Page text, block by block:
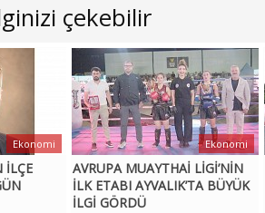
çekebilir
İLÇE
Ekonomi
AVRUPA MUAYTHAİ LİGİ’NİN
İLK ETABI AYVALIK’TA BÜYÜK
İLGİ GÖRDÜ
Ekonomi